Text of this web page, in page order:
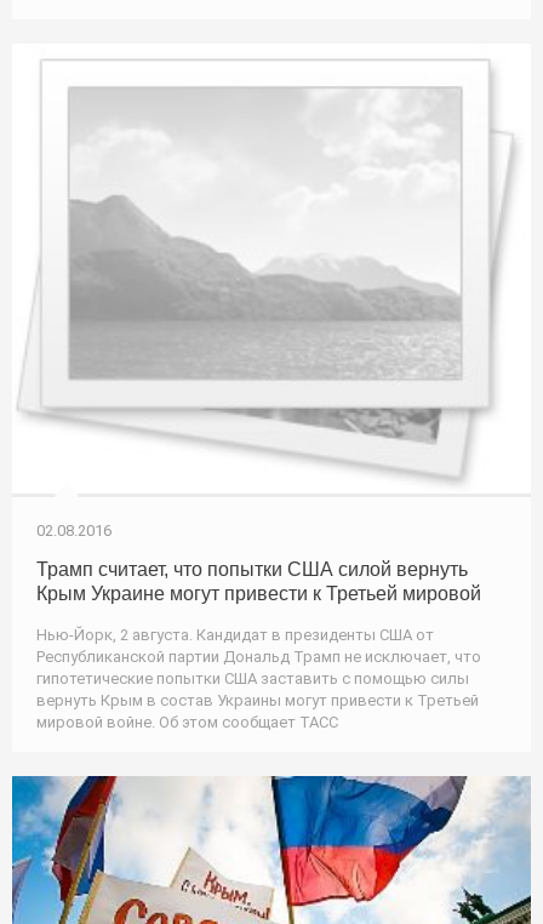
02.08.2016
Трамп считает, что попытки США силой вернуть
Крым Украине могут привести к Третьей мировой
Нью-Йорк, 2 августа. Кандидат в президенты США от
Республиканской партии Дональд Трамп не исключает, что
гипотетические попытки США заставить с помощью силы
вернуть Крым в состав Украины могут привести к Третьей
мировой войне. Об этом сообщает ТАСС